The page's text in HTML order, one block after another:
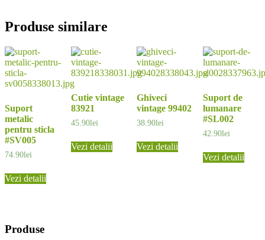
Produse similare
Suport
metalic
pentru sticla
#SV005
74.90lei
Vezi detalii
Cutie vintage
83921
45.90lei
Vezi detalii
Ghiveci
vintage 99402
38.90lei
Vezi detalii
Suport de
lumanare
#SL002
42.90lei
Vezi detalii
Produse